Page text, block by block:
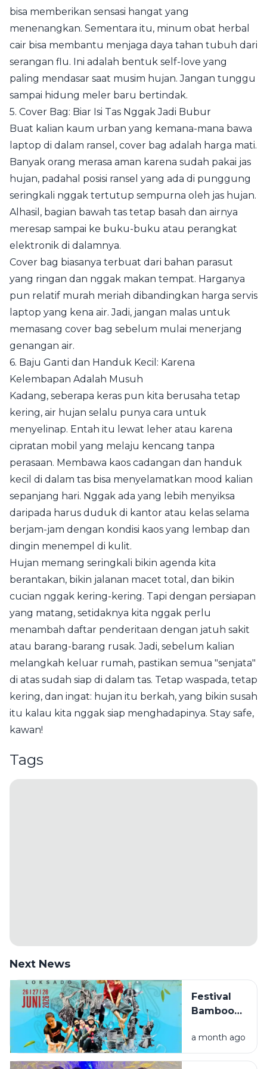
bisa memberikan sensasi hangat yang
menenangkan. Sementara itu, minum obat herbal
cair bisa membantu menjaga daya tahan tubuh dari
serangan flu. Ini adalah bentuk self-love yang
paling mendasar saat musim hujan. Jangan tunggu
sampai hidung meler baru bertindak.
5. Cover Bag: Biar Isi Tas Nggak Jadi Bubur
Buat kalian kaum urban yang kemana-mana bawa
laptop di dalam ransel, cover bag adalah harga mati.
Banyak orang merasa aman karena sudah pakai jas
hujan, padahal posisi ransel yang ada di punggung
seringkali nggak tertutup sempurna oleh jas hujan.
Alhasil, bagian bawah tas tetap basah dan airnya
meresap sampai ke buku-buku atau perangkat
elektronik di dalamnya.
Cover bag biasanya terbuat dari bahan parasut
yang ringan dan nggak makan tempat. Harganya
pun relatif murah meriah dibandingkan harga servis
laptop yang kena air. Jadi, jangan malas untuk
memasang cover bag sebelum mulai menerjang
genangan air.
6. Baju Ganti dan Handuk Kecil: Karena
Kelembapan Adalah Musuh
Kadang, seberapa keras pun kita berusaha tetap
kering, air hujan selalu punya cara untuk
menyelinap. Entah itu lewat leher atau karena
cipratan mobil yang melaju kencang tanpa
perasaan. Membawa kaos cadangan dan handuk
kecil di dalam tas bisa menyelamatkan mood kalian
sepanjang hari. Nggak ada yang lebih menyiksa
daripada harus duduk di kantor atau kelas selama
berjam-jam dengan kondisi kaos yang lembap dan
dingin menempel di kulit.
Hujan memang seringkali bikin agenda kita
berantakan, bikin jalanan macet total, dan bikin
cucian nggak kering-kering. Tapi dengan persiapan
yang matang, setidaknya kita nggak perlu
menambah daftar penderitaan dengan jatuh sakit
atau barang-barang rusak. Jadi, sebelum kalian
melangkah keluar rumah, pastikan semua "senjata"
di atas sudah siap di dalam tas. Tetap waspada, tetap
kering, dan ingat: hujan itu berkah, yang bikin susah
itu kalau kita nggak siap menghadapinya. Stay safe,
kawan!
Tags
Next News
Festival
Bamboo
Loksado
2026,
a month ago